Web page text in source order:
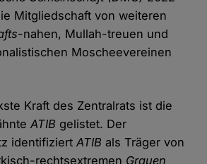
Mitgliedschaft von weiteren
-nahen, Mullah-treuen und
Moscheevereinen
Kraft des Zentralrats ist die
ATIB gelistet. Der
identifiziertATIB als Träger von
rechtsextremen Grauen